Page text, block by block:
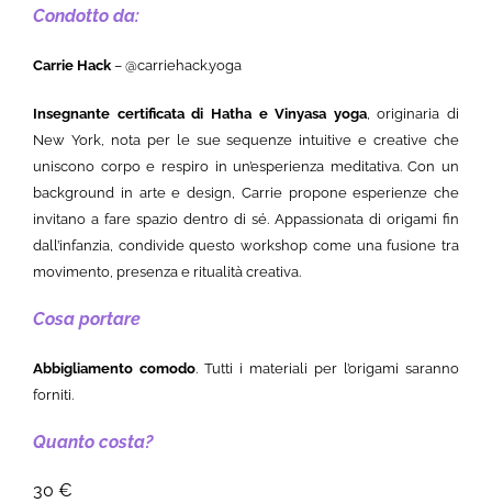
Condotto da:
Carrie Hack – @carriehack.yoga
Insegnante certificata di Hatha e Vinyasa yoga, originaria di
New York, nota per le sue sequenze intuitive e creative che
uniscono corpo e respiro in un’esperienza meditativa. Con un
background in arte e design, Carrie propone esperienze che
invitano a fare spazio dentro di sé. Appassionata di origami fin
dall’infanzia, condivide questo workshop come una fusione tra
movimento, presenza e ritualità creativa.
Cosa portare
Abbigliamento comodo. Tutti i materiali per l’origami saranno
forniti.
Quanto costa?
30 €